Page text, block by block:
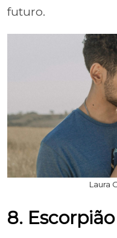
futuro.
Laura
8.